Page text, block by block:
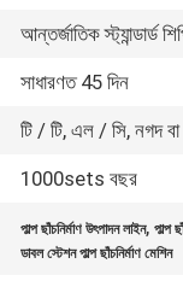
আন্তর্জাতিক স্ট্যান্ডার্ড
সাধারণত 45 দিন
টি / টি, এল / সি, নগদ বা
1000sets বছর
পাল্প ছাঁচনির্মাণ উৎপাদন লাইন,পাল্প
ডাবল স্টেশন পাল্প ছাঁচনির্মাণ মেশিন